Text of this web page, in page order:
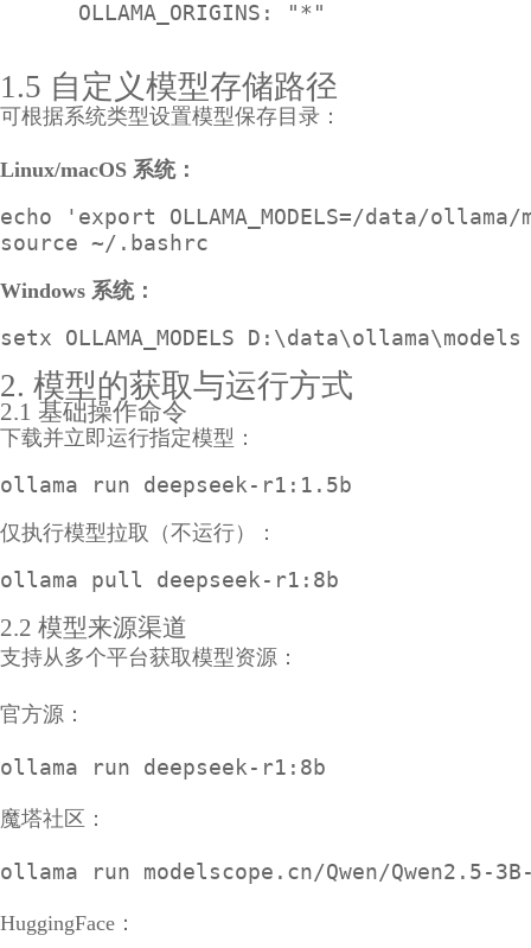
1.5 自定义模型存储路径
可根据系统类型设置模型保存目录：
Linux/macOS 系统：
echo 'export OLLAMA_MODELS=/data/
source ~/.bashrc
Windows 系统：
setx OLLAMA_MODELS D:\data\ollama\models
2. 模型的获取与运行方式
2.1 基础操作命令
下载并立即运行指定模型：
ollama run deepseek-r1:1.5b
仅执行模型拉取（不运行）：
ollama pull deepseek-r1:8b
2.2 模型来源渠道
支持从多个平台获取模型资源：
官方源：
ollama run deepseek-r1:8b
魔塔社区：
ollama run modelscope.cn/Qwen/Qwen2.5-
HuggingFace：